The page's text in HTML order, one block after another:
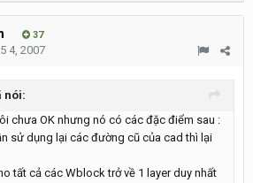
37
4, 2007
nói:
chưa OK nhưng nó có các đặc điểm sau :
sử dụng lại các đường cũ của cad thì lại
tất cả các Wblock trở về 1 layer duy nhất